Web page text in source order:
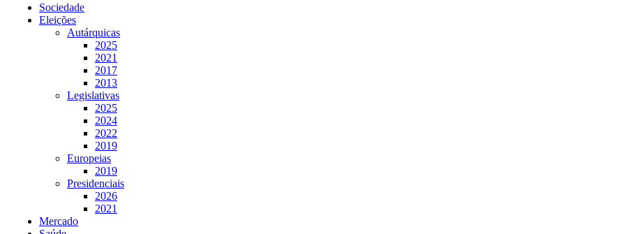
Sociedade
Eleições
Autárquicas
2025
2021
2017
2013
Legislativas
2025
2024
2022
2019
Europeias
2019
Presidenciais
2026
2021
Mercado